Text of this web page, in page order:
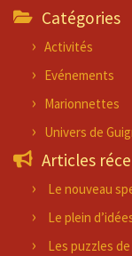
Catégories
Activités
Evénements
Marionnettes
Univers de
Articles
Le nouveau
Le plein
Les puzzles